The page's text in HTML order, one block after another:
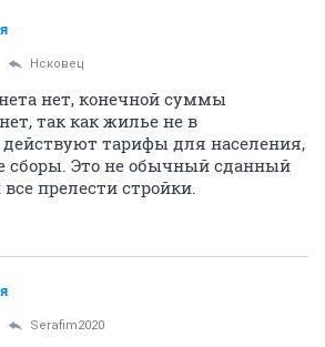
Нсковец
нет, конечной суммы
так как жилье не в
действуют тарифы для населения,
сборы. Это не обычный сданный
прелести стройки.
Serafim2020